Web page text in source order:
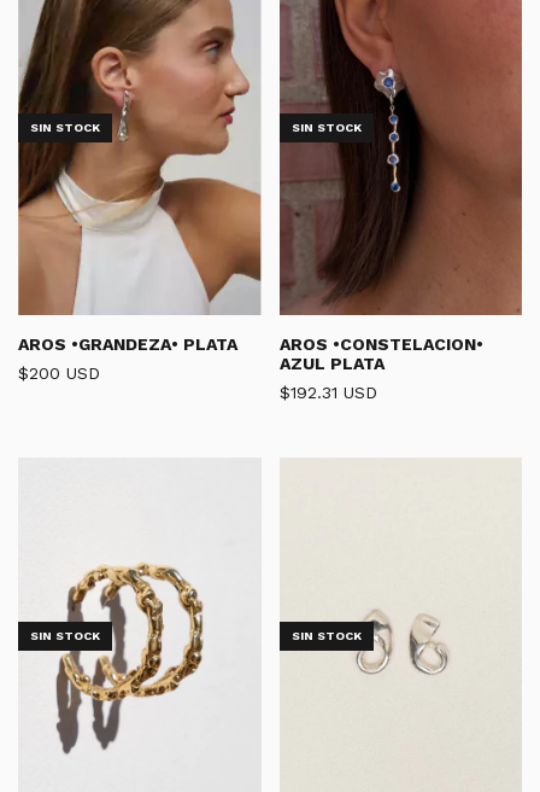
SIN STOCK
AROS •GRANDEZA• PLATA
$200 USD
SIN STOCK
AROS •CONSTELACION•
AZUL PLATA
$192.31 USD
SIN STOCK SIN STOCK